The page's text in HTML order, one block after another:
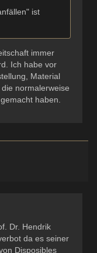
ist
immer
Ich habe vor
Material
normalerweise
haben.
Dr. Hendrik
da es seiner
Disposibles